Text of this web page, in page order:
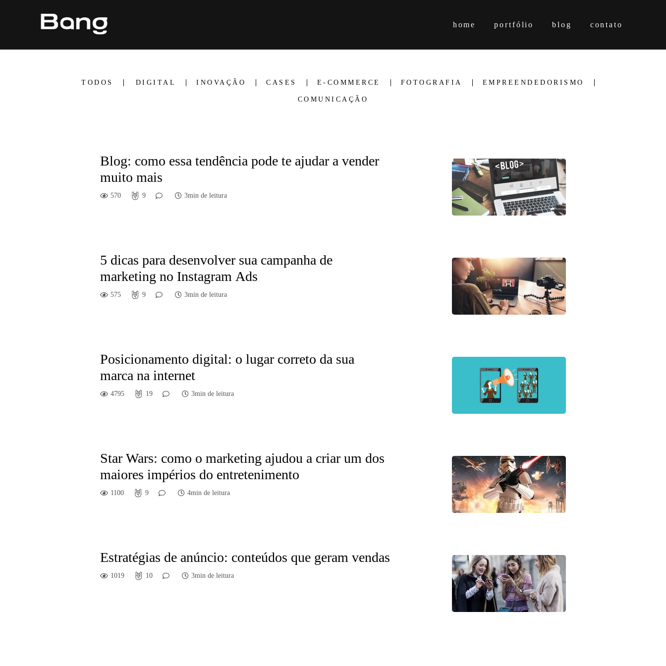
home portfólio blog contato
TODOS DIGITAL INOVAÇÃO CASES E-COMMERCE FOTOGRAFIA EMPREENDEDORISMO
COMUNICAÇÃO
Blog: como essa tendência pode te ajudar a vender
muito mais
570 9 3min de leitura
5 dicas para desenvolver sua campanha de
marketing no Instagram Ads
575 9 3min de leitura
Posicionamento digital: o lugar correto da sua
marca na internet
4795 19 3min de leitura
Star Wars: como o marketing ajudou a criar um dos
maiores impérios do entretenimento
1100 9 4min de leitura
Estratégias de anúncio: conteúdos que geram vendas
1019 10 3min de leitura